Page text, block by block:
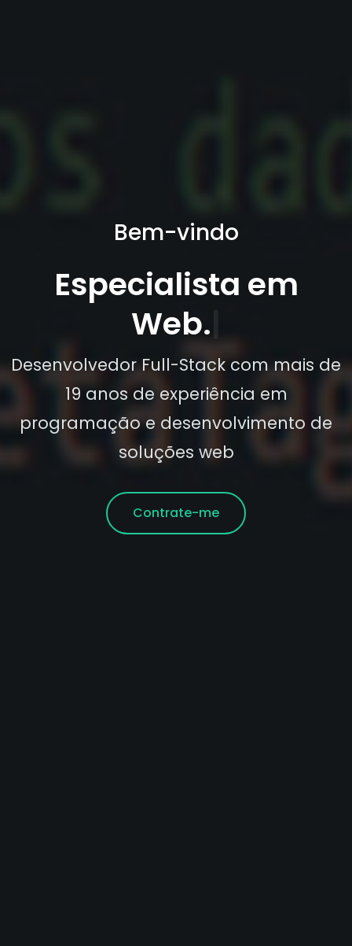
Bem-vindo
Especialista em
Web.
Desenvolvedor Full-Stack com mais de
19 anos de experiência em
programação e desenvolvimento de
soluções web
Contrate-me